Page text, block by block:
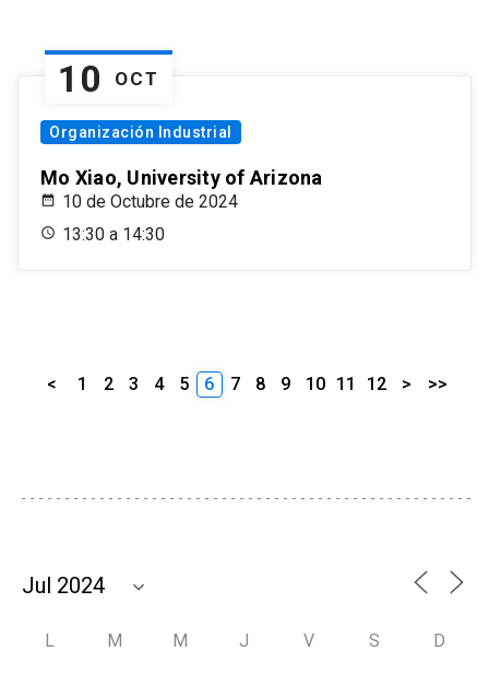
10 OCT
Organización Industrial
Mo Xiao, University of Arizona
10 de Octubre de 2024
13:30 a 14:30
< 1 2 3 4 5 6 7 8 9 10 11 12 > >>
L M M J V S D